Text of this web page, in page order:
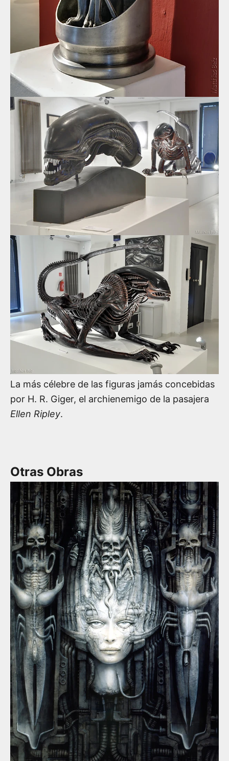
La más célebre de las figuras jamás concebidas
por H. R. Giger, el archienemigo de la pasajera
Ellen Ripley.
Otras Obras